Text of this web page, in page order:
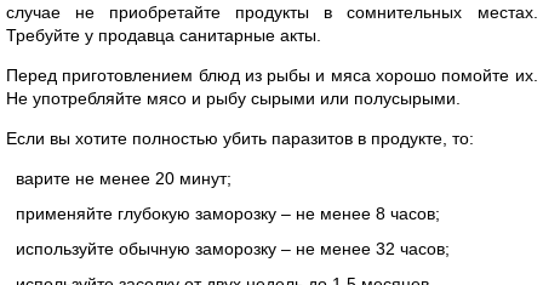
случае не приобретайте продукты в сомнительных местах.
Требуйте у продавца санитарные акты.
Перед приготовлением блюд из рыбы и мяса хорошо помойте их.
Не употребляйте мясо и рыбу сырыми или полусырыми.
Если вы хотите полностью убить паразитов в продукте, то:
варите не менее 20 минут;
применяйте глубокую заморозку – не менее 8 часов;
используйте обычную заморозку – не менее 32 часов;